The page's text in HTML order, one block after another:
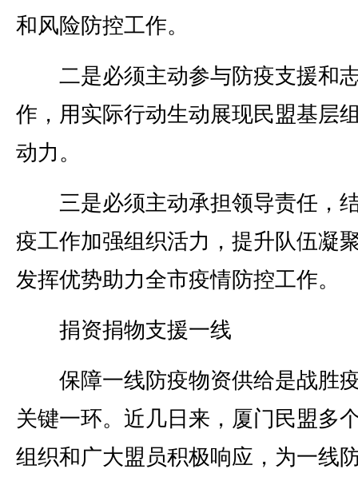
和风险防控工作。
二是必须主动参与防疫支援和
作，用实际行动生动展现民盟基层
动力。
三是必须主动承担领导责任，
疫工作加强组织活力，提升队伍凝
发挥优势助力全市疫情防控工作。
捐资捐物支援一线
保障一线防疫物资供给是战胜
关键一环。近几日来，厦门民盟多
组织和广大盟员积极响应，为一线